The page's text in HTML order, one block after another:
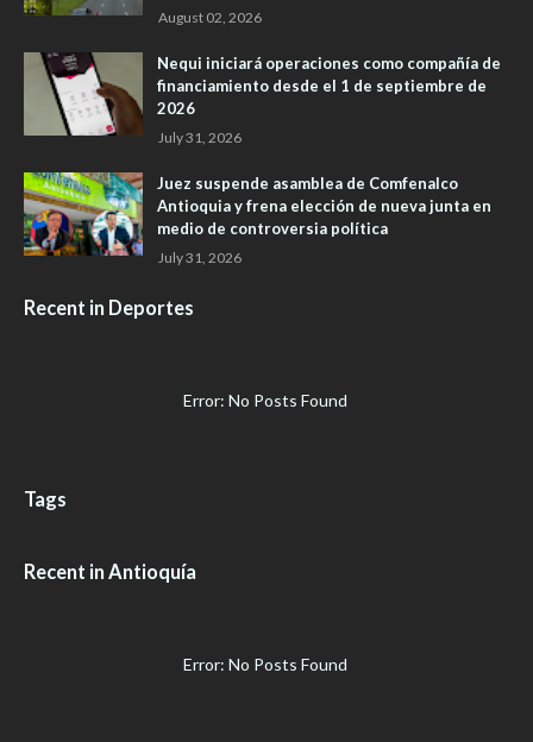
August 02, 2026
Nequi iniciará operaciones como compañía de
financiamiento desde el 1 de septiembre de
2026
July 31, 2026
Juez suspende asamblea de Comfenalco
Antioquia y frena elección de nueva junta en
medio de controversia política
July 31, 2026
Recent in Deportes
Error: No Posts Found
Tags
Recent in Antioquía
Error: No Posts Found